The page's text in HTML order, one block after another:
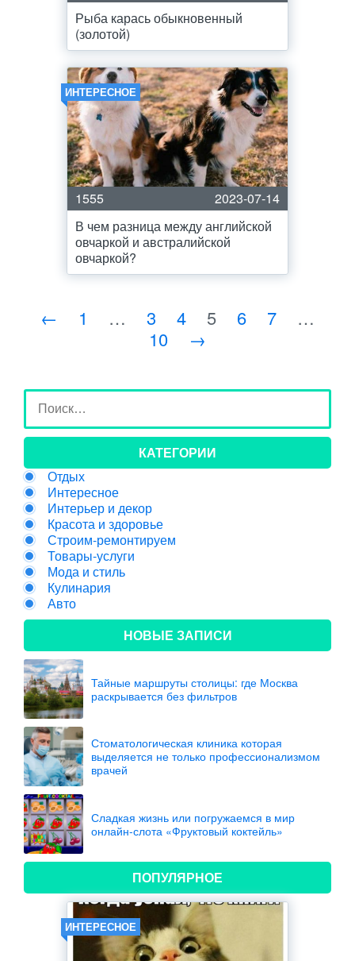
Рыба карась обыкновенный
(золотой)
ИНТЕРЕСНОЕ
1555
2023-07-14
В чем разница между английской
овчаркой и австралийской
овчаркой?
← 1 … 3 4 5 6 7
…
10
→
КАТЕГОРИИ
Отдых
Интересное
Интерьер и декор
Красота и здоровье
Строим-ремонтируем
Товары-услуги
Мода и стиль
Кулинария
Авто
НОВЫЕ ЗАПИСИ
Тайные маршруты столицы: где Москва
раскрывается без фильтров
Стоматологическая клиника которая
выделяется не только профессионализмом
врачей
Сладкая жизнь или погружаемся в мир
онлайн-слота «Фруктовый коктейль»
ПОПУЛЯРНОЕ
ИНТЕРЕСНОЕ